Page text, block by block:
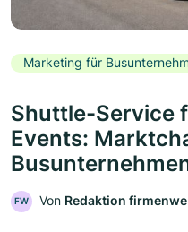
Marketing für
Shuttle-Service
Events:
FW Von Redaktion